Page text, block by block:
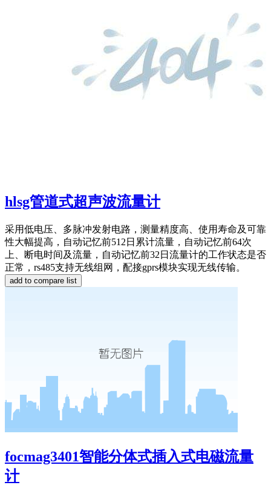
hlsg管道式超声波流量计
采用低电压、多脉冲发射电路，测量精度高、使用寿命及可靠
性大幅提高，自动记忆前512日累计流量，自动记忆前64次
上、断电时间及流量，自动记忆前32日流量计的工作状态是否
正常，rs485支持无线组网，配接gprs模块实现无线传输。
focmag3401智能分体式插入式电磁流量
计